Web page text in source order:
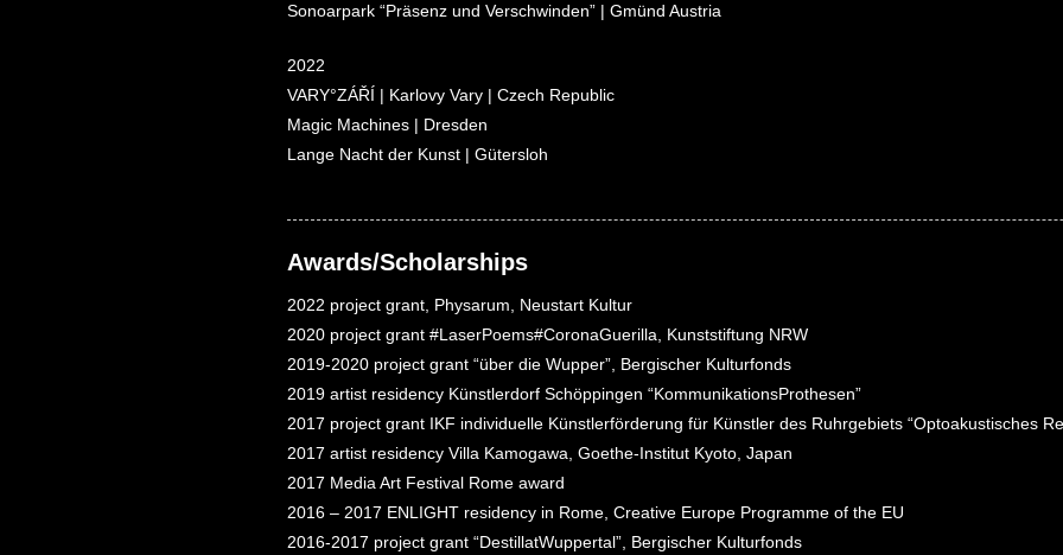
Sonoarpark “Präsenz und Verschwinden” | Gmünd Austria
2022
VARY°ZÁŘÍ | Karlovy Vary | Czech Republic
Magic Machines | Dresden
Lange Nacht der Kunst | Gütersloh
Awards/Scholarships
2022 project grant, Physarum, Neustart Kultur
2020 project grant #LaserPoems#CoronaGuerilla, Kunststiftung NRW
2019-2020 project grant “über die Wupper”, Bergischer Kulturfonds
2019 artist residency Künstlerdorf Schöppingen “KommunikationsProthesen”
2017 project grant IKF individuelle Künstlerförderung für Künstler des Ruhrgebiets “Optoakustisches
2017 artist residency Villa Kamogawa, Goethe-Institut Kyoto, Japan
2017 Media Art Festival Rome award
2016 – 2017 ENLIGHT residency in Rome, Creative Europe Programme of the EU
2016-2017 project grant “DestillatWuppertal”, Bergischer Kulturfonds